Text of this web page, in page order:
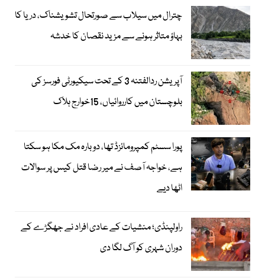
چترال میں سیلاب سے صورتحال تشویشناک، دریا کا
بہاؤ متاثر ہونے سے مزید نقصان کا خدشہ
آپریشن ردالفتنہ 3 کے تحت سیکیورٹی فورسز کی
بلوچستان میں کارروائیاں، 15خوارج ہلاک
پورا سسٹم کمپرومائزڈ تھا، دوبارہ مک مکا ہو سکتا
ہے، خواجہ آصف نے میر رضا قتل کیس پر سوالات
اٹھا دیے
راولپنڈی؛ منشیات کے عادی افراد نے جھگڑے کے
دوران شہری کو آگ لگا دی